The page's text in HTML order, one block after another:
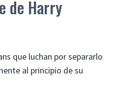
de Harry
que luchan por separarlo
al principio de su